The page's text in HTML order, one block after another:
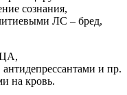
сознания,
ЛС – бред,
и пр.
на кровь.